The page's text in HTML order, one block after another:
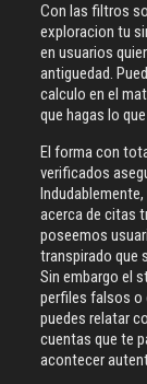
Con las filtros
exploracion tu
en usuarios
antiguedad.
calculo en el
que hagas lo
El forma con
verificados
acerca de citas
poseemos
transpirado que
Sin embargo el
perfiles falsos o
puedes relatar
cuentas que te
acontecer